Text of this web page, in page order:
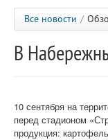
Все новости /
В
10 сентября на
перед стадионом
продукция: